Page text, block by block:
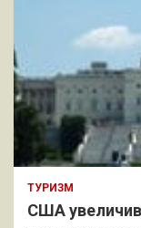
ТУРИЗМ
США